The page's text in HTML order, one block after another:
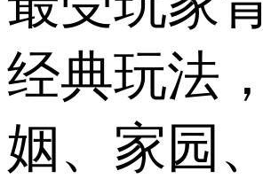
经典玩法
姻、家园